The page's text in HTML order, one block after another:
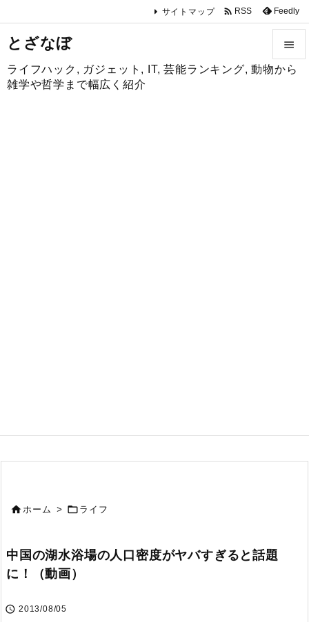
とざなぼ
ライフハック, ガジェット, IT, 芸能ランキング, 動物から
雑学や哲学まで幅広く紹介


サイトマップ  RSS Feedly
ホーム >  ライフ
中国の湖水浴場の人口密度がヤバすぎると話題
に！（動画）
 2013/08/05